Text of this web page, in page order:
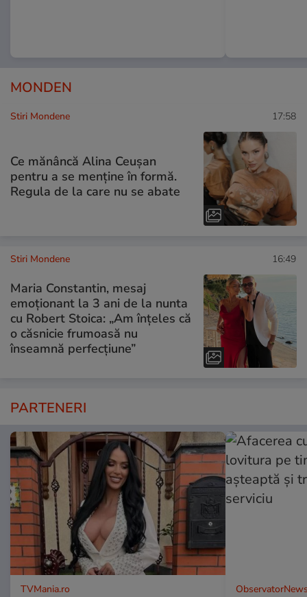
MONDEN
Stiri Mondene 17:58
Ce mănâncă Alina Ceușan
pentru a se menține în formă.
Regula de la care nu se abate
Stiri Mondene 16:49
Maria Constantin, mesaj
emoționant la 3 ani de la nunta
cu Robert Stoica: „Am înțeles că
o căsnicie frumoasă nu
înseamnă perfecțiune”
PARTENERI
TVMania.ro